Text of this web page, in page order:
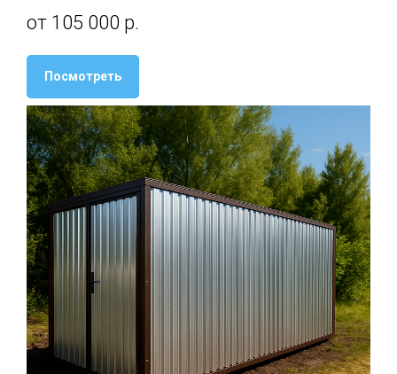
от 105 000 р.
Посмотреть